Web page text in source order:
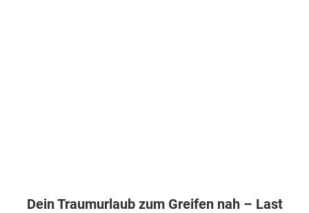
Dein Traumurlaub zum Greifen nah – Last